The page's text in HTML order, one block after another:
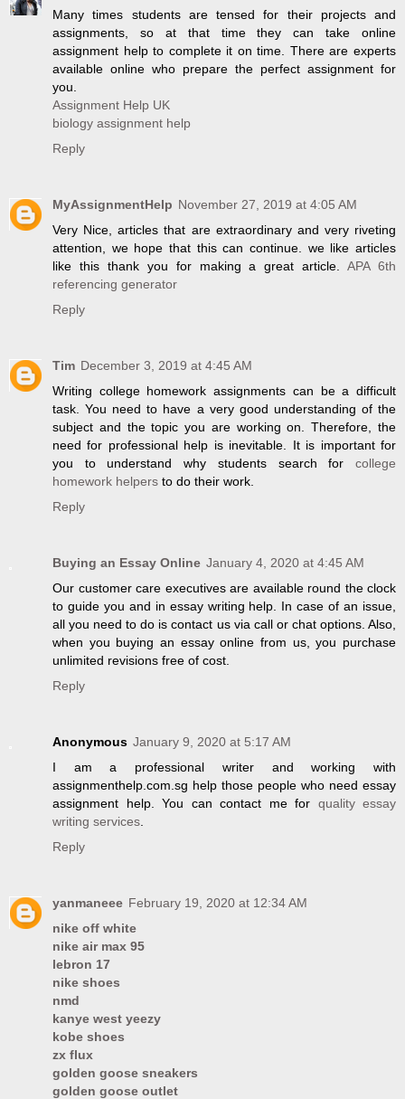
Many times students are tensed for their projects and
assignments, so at that time they can take online
assignment help to complete it on time. There are experts
available online who prepare the perfect assignment for
you.
Assignment Help UK
biology assignment help
Reply
MyAssignmentHelp November 27, 2019 at 4:05 AM
Very Nice, articles that are extraordinary and very riveting
attention, we hope that this can continue. we like articles
like this thank you for making a great article.APA 6th
referencing generator
Reply
Tim December 3, 2019 at 4:45 AM
Writing college homework assignments can be a difficult
task. You need to have a very good understanding of the
subject and the topic you are working on. Therefore, the
need for professional help is inevitable. It is important for
you to understand why students search for college
homework helpers to do their work.
Reply
Buying an Essay Online January 4, 2020 at 4:45 AM
Our customer care executives are available round the clock
to guide you and in essay writing help. In case of an issue,
all you need to do is contact us via call or chat options. Also,
when you buying an essay online from us, you purchase
unlimited revisions free of cost.
Reply
Anonymous January 9, 2020 at 5:17 AM
I am a professional writer and working with
assignmenthelp.com.sg help those people who need essay
assignment help. You can contact me for quality essay
writing services
Reply
yanmaneee February 19, 2020 at 12:34 AM
nike off white
nike air max 95
lebron 17
nike shoes
nmd
kanye west yeezy
kobe shoes
zx flux
golden goose sneakers
golden goose outlet